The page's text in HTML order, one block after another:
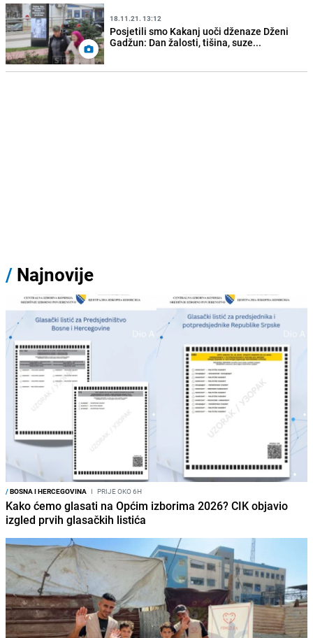
18.11.21. 13:12
Posjetili smo Kakanj uoči dženaze Dženi
Gadžun: Dan žalosti, tišina, suze...
/ Najnovije
/BOSNA I HERCEGOVINA I PRIJE OKO 6H
Kako ćemo glasati na Općim izborima 2026? CIK objavio
izgled prvih glasačkih listića